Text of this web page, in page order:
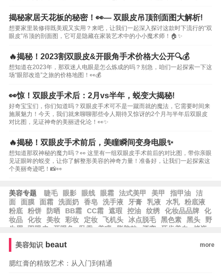
揭秘家居天花板的秘密！👀— 双眼皮吊顶剖面图大解析!
想要家里装修得既美观又实用？来吧，让我们一起深入探讨这款时下流行的“双
眼皮”吊顶的剖面图，它可是隐藏在家装艺术中的小小魔术师！🏠✨
🔥揭秘！2023割双眼皮&开眼角手术价格大公开🔍💰
想知道在2023年，那双迷人电眼是怎么炼成的吗？别急，咱们一起探索一下这
场“眼部改造”之旅的价格地图！👀💰
👀惊！双眼皮手术后：2月vs半年，蜕变大揭秘!
好奇宝宝们，你们知道吗？双眼皮手术可不是一蹴而就的魔法，它需要时间来
施展魅力！今天，我们就来聊聊那些令人期待又惊讶的2个月与半年后双眼皮
对比图，见证神奇的美丽进化论！👀✨
🔥揭秘！双眼皮手术前后，美瞳瞬间变身电眼✨
想知道那双神秘的魔力吗？👀 这里有一组双眼皮手术前后的对比图，带你亲眼
见证眼眸的蜕变，让你了解整形美容的神奇力量！准备好，让我们一起探索这
个美丽奇迹吧！📸👀
美容专题 睫毛 眼影 眼线 眼霜 法式美甲 美甲 指甲油
洁
面
面膜 面霜 洗面奶 香皂 洗手液 牙膏 乳液 水乳
粉底液
粉底
粉饼 防晒 BB霜 CC霜 遮瑕 控油 纹绣 化妆品品牌
化
妆品
化妆 美妆 彩妆 定妆 飞机头 冰点脱毛 黑色素 黑头
野
生眉
双眼皮 开眼角 卧蚕 美瞳 脂肪粒 酒窝 牙齿美白
烤瓷
牙
美容知识 beaut more
腮红膏的精致艺术：从入门到精通